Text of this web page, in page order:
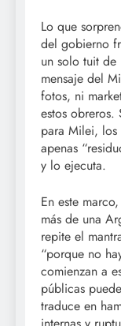
Lo que
del gobierno
un solo tuit
mensaje del
fotos, ni
estos obreros.
para Milei, los
apenas
y lo ejecuta.
En este
más de una
repite el
“porque no
comienzan a
públicas
traduce en